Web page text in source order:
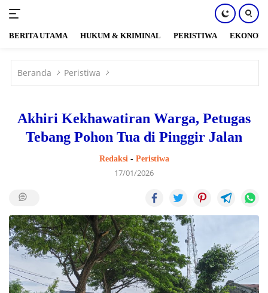
konten
BERITA UTAMA HUKUM & KRIMINAL PERISTIWA EKONOMI
Beranda Peristiwa
Akhiri Kekhawatiran Warga, Petugas
Tebang Pohon Tua di Pinggir Jalan
Redaksi- Peristiwa
17/01/2026